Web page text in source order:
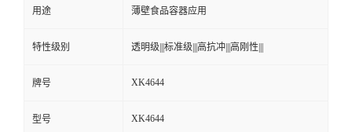
用途 薄壁食品容器应用
特性级别 透明级|||标准级|||高抗冲|||高刚性|||
牌号 XK4644
型号 XK4644